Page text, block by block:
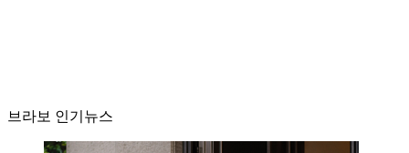
브라보 인기뉴스